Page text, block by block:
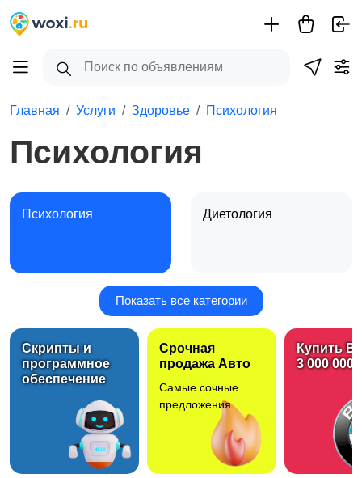
Главная Услуги Здоровье Психология
Психология
Психология Диетология
Фитнес, йога Стоматология
Подология
Показать все категории
Скрипты и
программное
обеспечение
Срочная
продажа Авто
Самые сочные
предложения
Купить
3 000 000